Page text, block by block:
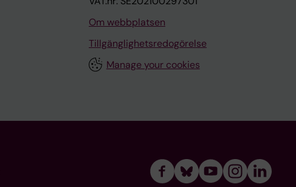
Om webbplatsen
Tillgänglighetsredogörelse
Manage your cookies